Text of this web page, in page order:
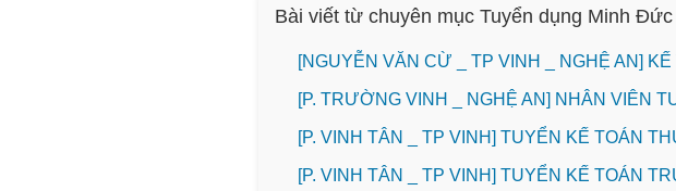
Bài viết từ chuyên mục Tuyển dụng Minh Đức
[NGUYỄN VĂN CỪ _ TP VINH _ NGHỆ AN]
[P. TRƯỜNG VINH _ NGHỆ AN] NHÂN VIÊN
[P. VINH TÂN _ TP VINH] TUYỂN KẾ TOÁN
[P. VINH TÂN _ TP VINH] TUYỂN KẾ TOÁN